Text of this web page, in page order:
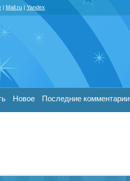
| Mail.ru | Yandex
Новое Последние комментарии